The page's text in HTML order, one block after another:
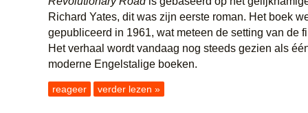
Richard Yates, dit was zijn eerste roman. Het boek
gepubliceerd in 1961, wat meteen de setting van de
Het verhaal wordt vandaag nog steeds gezien als
moderne Engelstalige boeken.
reageer verder lezen »